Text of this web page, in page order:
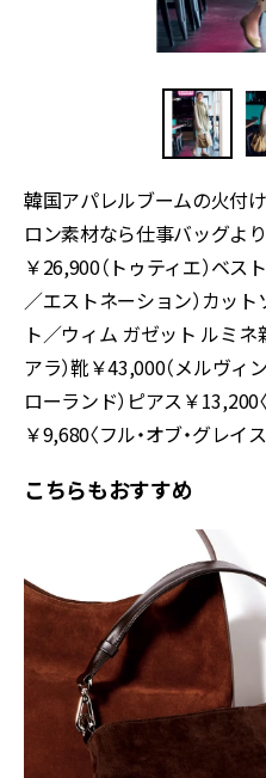
韓国アパレルブームの火付
ロン素材なら仕事バッグよ
￥26,900（トゥティエ）ベス
／エストネーション）カッ
ト／ウィム ガゼット ルミネ
アラ）靴￥43,000（メルヴ
ローランド）ピアス￥13,200
￥9,680〈フル・オブ・グレイ
こちらもおすすめ